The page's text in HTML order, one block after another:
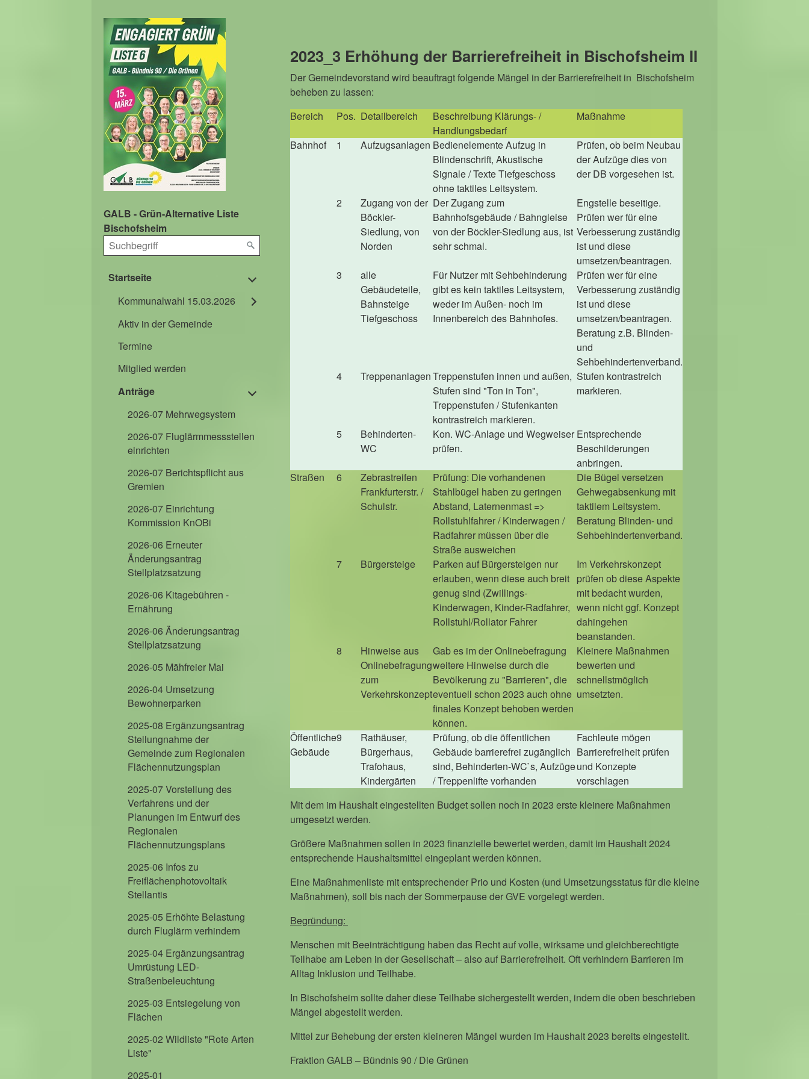
GALB - Grün-Alternative Liste
Bischofsheim
Startseite
Kommunalwahl 15.03.2026
Aktiv in der Gemeinde
Termine
Mitglied werden
Anträge
2026-07 Mehrwegsystem
2026-07 Fluglärmmessstellen
einrichten
2026-07 Berichtspflicht aus
Gremien
2026-07 Einrichtung
Kommission KnOBi
2026-06 Erneuter
Änderungsantrag
Stellplatzsatzung
2026-06 Kitagebühren -
Ernährung
2026-06 Änderungsantrag
Stellplatzsatzung
2026-05 Mähfreier Mai
2026-04 Umsetzung
Bewohnerparken
2025-08 Ergänzungsantrag
Stellungnahme der
Gemeinde zum Regionalen
Flächennutzungsplan
2025-07 Vorstellung des
Verfahrens und der
Planungen im Entwurf des
Regionalen
Flächennutzungsplans
2025-06 Infos zu
Freiflächenphotovoltaik
Stellantis
2025-05 Erhöhte Belastung
durch Fluglärm verhindern
2025-04 Ergänzungsantrag
Umrüstung LED-
Straßenbeleuchtung
2025-03 Entsiegelung von
Flächen
2025-02 Wildliste "Rote Arten
Liste"
2025-01
2023_3 Erhöhung der Barrierefreiheit in Bischofsheim II
Der Gemeindevorstand wird beauftragt folgende Mängel in der Barrierefreiheit in Bischofsheim
beheben zu lassen:
Bereich
Pos. Detailbereich
Beschreibung Klärungs- /
Handlungsbedarf
Maßnahme
Bahnhof 1 Aufzugsanlagen Bedienelemente Aufzug in
Blindenschrift, Akustische
Signale / Texte Tiefgeschoss
ohne taktiles Leitsystem.
Prüfen, ob beim Neubau
der Aufzüge dies von
der DB vorgesehen ist.
2
Zugang von der
Böckler-
Siedlung, von
Norden
Der Zugang zum
Bahnhofsgebäude / Bahngleise
von der Böckler-Siedlung aus, ist
sehr schmal.
Engstelle beseitige.
Prüfen wer für eine
Verbesserung zuständig
ist und diese
umsetzen/beantragen.
3
alle
Gebäudeteile,
Bahnsteige
Tiefgeschoss
Für Nutzer mit Sehbehinderung
gibt es kein taktiles Leitsystem,
weder im Außen- noch im
Innenbereich des Bahnhofes.
Prüfen wer für eine
Verbesserung zuständig
ist und diese
umsetzen/beantragen.
Beratung z.B. Blinden-
und
Sehbehindertenverband.
4
TreppenanlagenTreppenstufen innen und außen,
Stufen sind "Ton in Ton",
Treppenstufen / Stufenkanten
kontrastreich markieren.
Stufen kontrastreich
markieren.
5
Behinderten-
WC
Kon. WC-Anlage und Wegweiser
prüfen.
Entsprechende
Beschilderungen
anbringen.
Straßen
6
Zebrastreifen
Frankfurterstr. /
Schulstr.
Prüfung: Die vorhandenen
Stahlbügel haben zu geringen
Abstand, Laternenmast =>
Rollstuhlfahrer / Kinderwagen /
Radfahrer müssen über die
Straße ausweichen
Die Bügel versetzen
Gehwegabsenkung mit
taktilem Leitsystem.
Beratung Blinden- und
Sehbehindertenverband.
7 Bürgersteige
Parken auf Bürgersteigen nur
erlauben, wenn diese auch breit
genug sind (Zwillings-
Kinderwagen, Kinder-Radfahrer,
Rollstuhl/Rollator Fahrer
Im Verkehrskonzept
prüfen ob diese Aspekte
mit bedacht wurden,
wenn nicht ggf. Konzept
dahingehen
beanstanden.
8
Hinweise aus
Onlinebefragung
zum
Verkehrskonzept
Gab es im der Onlinebefragung
weitere Hinweise durch die
Bevölkerung zu "Barrieren", die
eventuell schon 2023 auch ohne
finales Konzept behoben werden
können.
Kleinere Maßnahmen
bewerten und
schnellstmöglich
umsetzten.
Öffentliche
Gebäude
9
Rathäuser,
Bürgerhaus,
Trafohaus,
Kindergärten
Prüfung, ob die öffentlichen
Gebäude barrierefrei zugänglich
sind, Behinderten-WC`s, Aufzüge
/ Treppenlifte vorhanden
Fachleute mögen
Barrierefreiheit prüfen
und Konzepte
vorschlagen
Mit dem im Haushalt eingestellten Budget sollen noch in 2023 erste kleinere Maßnahmen
umgesetzt werden.
Größere Maßnahmen sollen in 2023 finanzielle bewertet werden, damit im Haushalt 2024
entsprechende Haushaltsmittel eingeplant werden können.
Eine Maßnahmenliste mit entsprechender Prio und Kosten (und Umsetzungsstatus für die kleine
Maßnahmen), soll bis nach der Sommerpause der GVE vorgelegt werden.
Begründung:
Menschen mit Beeinträchtigung haben das Recht auf volle, wirksame und gleichberechtigte
Teilhabe am Leben in der Gesellschaft – also auf Barrierefreiheit. Oft verhindern Barrieren im
Alltag Inklusion und Teilhabe.
In Bischofsheim sollte daher diese Teilhabe sichergestellt werden, indem die oben beschrieben
Mängel abgestellt werden.
Mittel zur Behebung der ersten kleineren Mängel wurden im Haushalt 2023 bereits eingestellt.
Fraktion GALB – Bündnis 90 / Die Grünen